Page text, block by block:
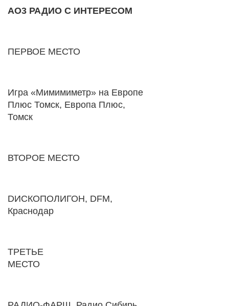
AO3 РАДИО С ИНТЕРЕСОМ
ПЕРВОЕ МЕСТО
Игра «Мимимиметр» на Европе
Плюс Томск, Европа Плюс,
Томск
ВТОРОЕ МЕСТО
DИСКОПОЛИГОН, DFM,
Краснодар
ТРЕТЬЕ
МЕСТО